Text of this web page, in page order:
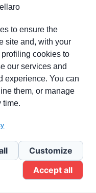
to ensure the
site and, with your
cookies to
our services and
experience. You can
them, or manage
time.
Customize
Accept all